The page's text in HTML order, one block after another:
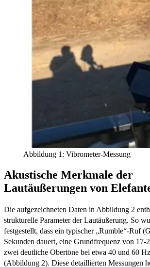
Abbildung 1: Vibrometer-Messung
Akustische Merkmale der
Lautäußerungen von
Die aufgezeichneten Daten in Abbildung 2
strukturelle Parameter der Lautäußerung. So
festgestellt, dass ein typischer „Rumble“-Ruf
Sekunden dauert, eine Grundfrequenz von 17-
zwei deutliche Obertöne bei etwa 40 und 60
(Abbildung 2). Diese detaillierten Messungen